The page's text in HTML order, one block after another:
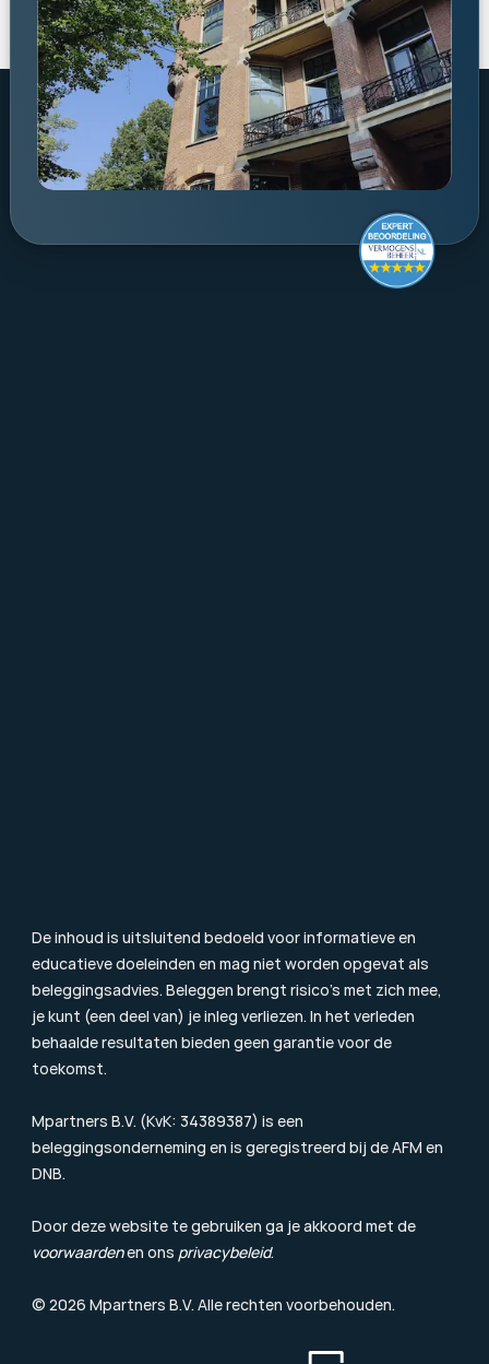
Cookiebeleid
De inhoud is uitsluitend bedoeld voor informatieve en
educatieve doeleinden en mag niet worden opgevat als
beleggingsadvies. Beleggen brengt risico’s met zich mee,
je kunt (een deel van) je inleg verliezen. In het verleden
behaalde resultaten bieden geen garantie voor de
toekomst.
Mpartners B.V. (KvK: 34389387) is een
beleggingsonderneming en is geregistreerd bij de AFM en
DNB.
voorwaarden en ons privacybeleid.
© 2026 Mpartners B.V. Alle rechten voorbehouden.